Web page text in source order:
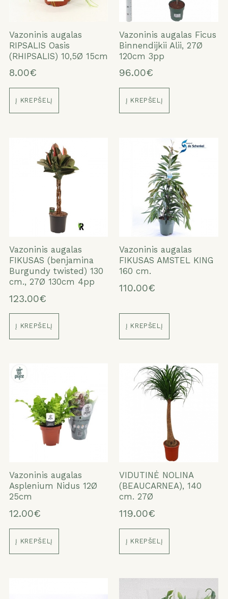
Vazoninis augalas
RIPSALIS Oasis
(RHIPSALIS) 10,5Ø 15cm
8.00€
Į KREPŠELĮ
Vazoninis augalas Ficus
Binnendijkii Alii, 27Ø
120cm 3pp
96.00€
Į KREPŠELĮ
Vazoninis augalas
FIKUSAS (benjamina
Burgundy twisted) 130
cm., 27Ø 130cm 4pp
123.00€
Į KREPŠELĮ
Vazoninis augalas
FIKUSAS AMSTEL KING
160 cm.
110.00€
Į KREPŠELĮ
Vazoninis augalas
Asplenium Nidus 12Ø
25cm
12.00€
Į KREPŠELĮ
VIDUTINĖ NOLINA
(BEAUCARNEA), 140
cm. 27Ø
119.00€
Į KREPŠELĮ